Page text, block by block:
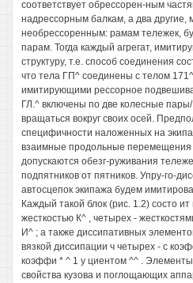
соответствует обрессорен-ным
надрессорным балкам, а два другие,
необрессоренным: рамам тележек,
парам. Тогда каждый агрегат,
структуру, т.е. способ соединения
что тела ГП^ соединены с телом
имитирующими рессорное
ГЛ.^ включены по две колесные
вращаться вокруг своих осей.
специфичности наложенных на
взаимные продольные перемещения
допускаются обезг-руживания
подпятников от пятников. Упру-го-
автосцепок экипажа будем
Каждый такой блок (рис. 1.2) состо
жесткостью К^ , четырех -
И^ ; а также диссипативных
вязкой диссипации ч четырех - с
коэффи * ^ 1 у циентом ^^ .
свойства кузова и поглощающих